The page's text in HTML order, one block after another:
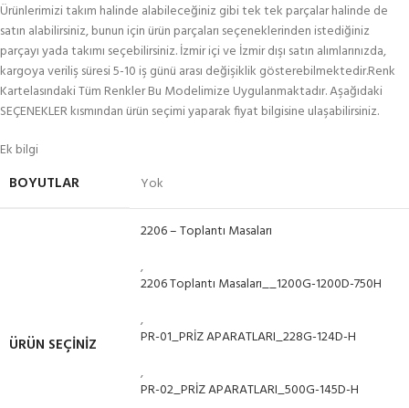
Ürünlerimizi takım halinde alabileceğiniz gibi tek tek parçalar halinde de
satın alabilirsiniz, bunun için ürün parçaları seçeneklerinden istediğiniz
parçayı yada takımı seçebilirsiniz. İzmir içi ve İzmir dışı satın alımlarınızda,
kargoya veriliş süresi 5-10 iş günü arası değişiklik gösterebilmektedir.Renk
Kartelasındaki Tüm Renkler Bu Modelimize Uygulanmaktadır. Aşağıdaki
SEÇENEKLER kısmından ürün seçimi yaparak fiyat bilgisine ulaşabilirsiniz.
Ek bilgi
BOYUTLAR Yok
ÜRÜN SEÇINIZ
2206 – Toplantı Masaları
,
2206 Toplantı Masaları__1200G-1200D-750H
,
PR-01_PRİZ APARATLARI_228G-124D-H
,
PR-02_PRİZ APARATLARI_500G-145D-H